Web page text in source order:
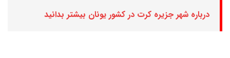
درباره شهر جزیره کرت در کشور یونان بیشتر بدانید